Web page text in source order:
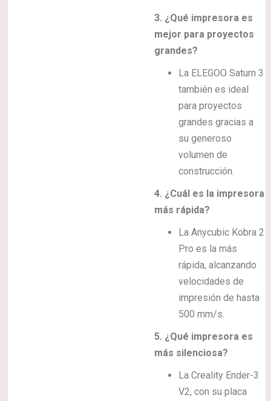
3. ¿Qué impresora es
mejor para proyectos
grandes?
La ELEGOO Saturn 3
también es ideal
para proyectos
grandes gracias a
su generoso
volumen de
construcción.
4. ¿Cuál es la impresora
más rápida?
La Anycubic Kobra 2
Pro es la más
rápida, alcanzando
velocidades de
impresión de hasta
500 mm/s.
5. ¿Qué impresora es
más silenciosa?
La Creality Ender-3
V2, con su placa